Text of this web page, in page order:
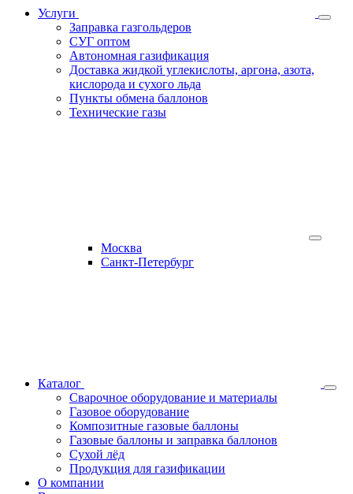
Услуги
Заправка газгольдеров
СУГ оптом
Автономная газификация
Доставка жидкой углекислоты, аргона, азота,
кислорода и сухого льда
Пункты обмена баллонов
Технические газы
Москва
Санкт-Петербург
Каталог
Сварочное оборудование и материалы
Газовое оборудование
Композитные газовые баллоны
Газовые баллоны и заправка баллонов
Сухой лёд
Продукция для газификации
О компании